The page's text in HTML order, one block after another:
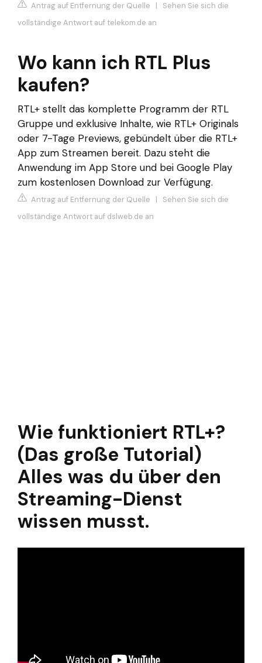
Antrag auf Entfernung der Quelle | Sehen Sie sich die
vollständige Antwort auf telekom.de an
Wo kann ich RTL Plus
kaufen?
RTL+ stellt das komplette Programm der RTL
Gruppe und exklusive Inhalte, wie RTL+ Originals
oder 7-Tage Previews, gebündelt über die RTL+
App zum Streamen bereit. Dazu steht die
Anwendung im App Store und bei Google Play
zum kostenlosen Download zur Verfügung.
Antrag auf Entfernung der Quelle | Sehen Sie sich die
vollständige Antwort auf dslweb.de an
Wie funktioniert RTL+?
(Das große Tutorial)
Alles was du über den
Streaming-Dienst
wissen musst.